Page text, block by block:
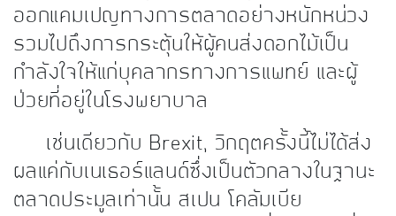
ออกแคมเปญทางการตลาดอย่างหนักหน่วง
รวมไปถึงการกระตุ้นให้ผู้คนส่งดอกไม้เป็น
กำลังใจให้แก่บุคลากรทางการแพทย์ และผู้
ป่วยที่อยู่ในโรงพยาบาล
เช่นเดียวกับ Brexit, วิกฤตครั้งนี้ไม่ได้ส่ง
ผลแค่กับเนเธอร์แลนด์ซึ่งเป็นตัวกลางในฐานะ
ตลาดประมูลเท่านั้น สเปน โคลัมเบีย